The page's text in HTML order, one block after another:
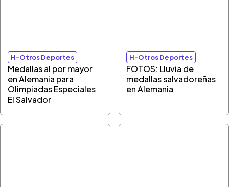
H-Otros Deportes
Medallas al por mayor
en Alemania para
Olimpiadas Especiales
El Salvador
H-Otros Deportes
FOTOS: Lluvia de
medallas salvadoreñas
en Alemania